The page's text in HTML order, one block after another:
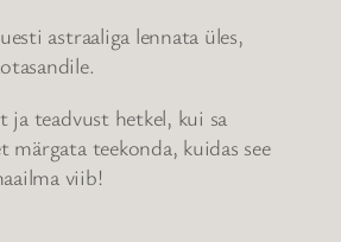
astraaliga lennata üles,
ja teadvust hetkel, kui sa
märgata teekonda, kuidas see
viib!